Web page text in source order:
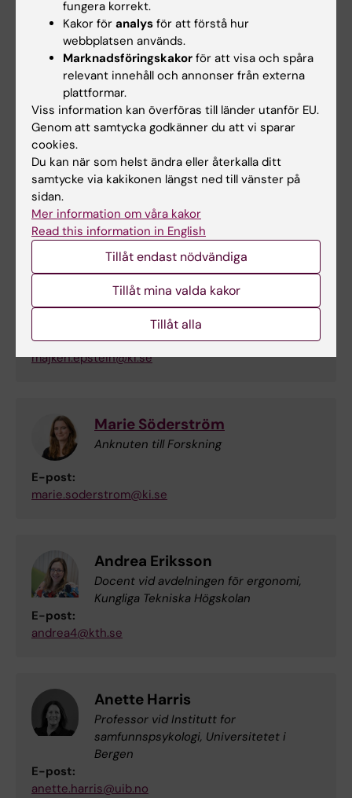
Medarbetare och kontakt
Anna Dahlgren
Docent, projektledare
Telefon:
+46852483227
E-post:
anna.dahlgren@ki.se
Majken Epstein
Doktorand
E-post:
majken.epstein@ki.se
Marie Söderström
Anknuten till Forskning
E-post:
marie.soderstrom@ki.se
Andrea Eriksson
Docent vid avdelningen för ergonomi,
Kungliga Tekniska Högskolan
E-post:
andrea4@kth.se
Anette Harris
Professor vid Institutt for
samfunnspsykologi, Universitetet i
Bergen
E-post:
anette.harris@uib.no
fungera korrekt.
Kakor för analys för att förstå hur
webbplatsen används.
Marknadsföringskakor för att visa och spåra
relevant innehåll och annonser från externa
plattformar.
Viss information kan överföras till länder utanför EU.
Genom att samtycka godkänner du att vi sparar
cookies.
Du kan när som helst ändra eller återkalla ditt
samtycke via kakikonen längst ned till vänster på
sidan.
Mer information om våra kakor
Read this information in English
Tillåt endast nödvändiga
Tillåt mina valda kakor
Tillåt alla